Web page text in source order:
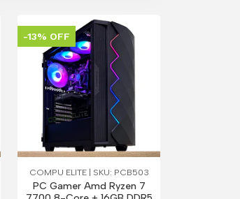
-13% OFF
COMPU ELITE | SKU: PCB503
PC Gamer Amd Ryzen 7